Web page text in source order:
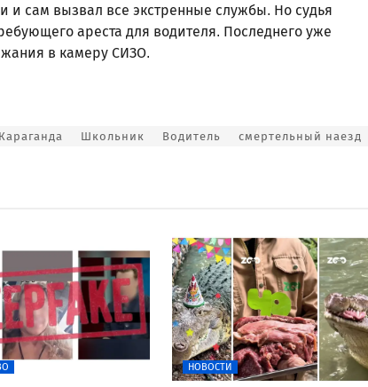
и сам вызвал все экстренные службы. Но судья
ареста для водителя. Последнего уже
в камеру СИЗО.
Караганда Школьник Водитель смертельный наезд
НОВОСТИ